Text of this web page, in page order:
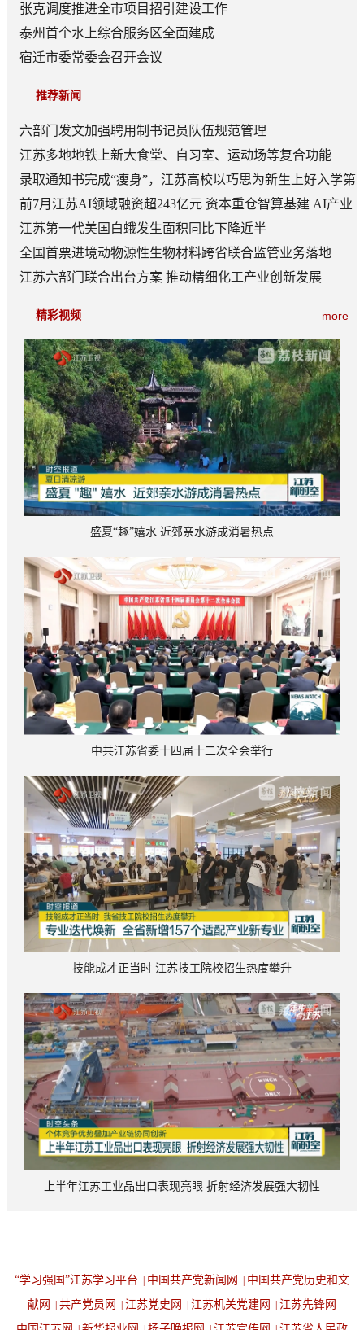
张克调度推进全市项目招引建设工作
泰州首个水上综合服务区全面建成
宿迁市委常委会召开会议
推荐新闻
六部门发文加强聘用制书记员队伍规范管理
江苏多地地铁上新大食堂、自习室、运动场等复合功能
——从“客流通道”到“生活场景”
录取通知书完成“瘦身”，江苏高校以巧思为新生上好入学第
一课
前7月江苏AI领域融资超243亿元 资本重仓智算基建 AI产业
底盘夯实
江苏第一代美国白蛾发生面积同比下降近半
全国首票进境动物源性生物材料跨省联合监管业务落地
江苏六部门联合出台方案 推动精细化工产业创新发展
more
精彩视频
盛夏“趣”嬉水 近郊亲水游成消暑热点
中共江苏省委十四届十二次全会举行
技能成才正当时 江苏技工院校招生热度攀升
上半年江苏工业品出口表现亮眼 折射经济发展强大韧性
“学习强国”江苏学习平台 中国共产党新闻网
中国共产党历史和文
献网
共产党员网 江苏党史网 江苏机关党建网
江苏先锋网